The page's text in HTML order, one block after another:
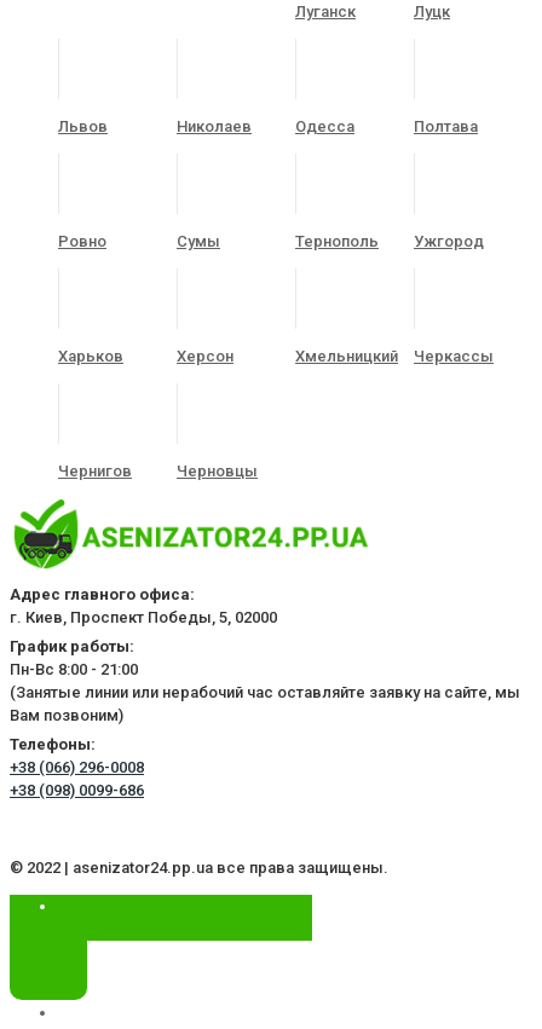
Луганск Луцк
Львов Николаев Одесса Полтава
Ровно Сумы Тернополь Ужгород
Харьков Херсон Хмельницкий Черкассы
Чернигов Черновцы
Адрес главного офиса:
г. Киев, Проспект Победы, 5, 02000
График работы:
Пн-Вс 8:00 - 21:00
(Занятые линии или нерабочий час оставляйте заявку на сайте, мы
Вам позвоним)
Телефоны:
+38 (066) 296-0008
+38 (098) 0099-686
© 2022 | asenizator24.pp.ua все права защищены.